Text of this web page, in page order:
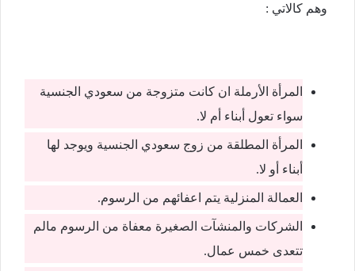
وهم كالاتي :
المرأة الأرملة ان كانت متزوجة من سعودي الجنسية
سواء تعول أبناء أم لا.
المرأة المطلقة من زوج سعودي الجنسية ويوجد لها
أبناء أو لا.
العمالة المنزلية يتم اعفائهم من الرسوم.
الشركات والمنشآت الصغيرة معفاة من الرسوم مالم
تتعدى خمس عمال.